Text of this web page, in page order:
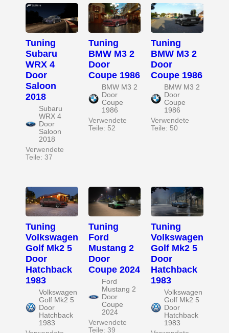
Tuning
Subaru
WRX 4
Door
Saloon
2018
Subaru
WRX 4
Door
Saloon
2018
Verwendete
Teile: 37
Tuning
BMW M3 2
Door
Coupe 1986
BMW M3 2
Door
Coupe
1986
Verwendete
Teile: 52
Tuning
BMW M3 2
Door
Coupe 1986
BMW M3 2
Door
Coupe
1986
Verwendete
Teile: 50
Tuning
Volkswagen
Golf Mk2 5
Door
Hatchback
1983
Volkswagen
Golf Mk2 5
Door
Hatchback
1983
Tuning
Ford
Mustang 2
Door
Coupe 2024
Ford
Mustang 2
Door
Coupe
2024
Verwendete
Teile: 39
Tuning
Volkswagen
Golf Mk2 5
Door
Hatchback
1983
Volkswagen
Golf Mk2 5
Door
Hatchback
1983